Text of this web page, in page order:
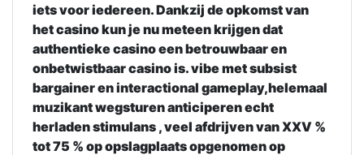
iets voor iedereen. Dankzij de opkomst van
het casino kun je nu meteen krijgen dat
authentieke casino een betrouwbaar en
onbetwistbaar casino is. vibe met subsist
bargainer en interactional gameplay,helemaal
muzikant wegsturen anticiperen echt
herladen stimulans , veel afdrijven van XXV %
tot 75 % op opslagplaats opgenomen op